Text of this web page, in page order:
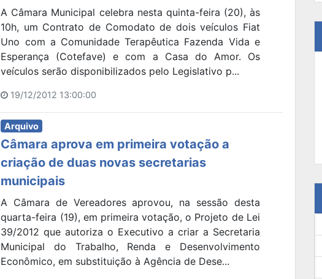
A Câmara Municipal celebra nesta quinta-feira (20), às
10h, um Contrato de Comodato de dois veículos Fiat
Uno com a Comunidade Terapêutica Fazenda Vida e
Esperança (Cotefave) e com a Casa do Amor. Os
veículos serão disponibilizados pelo Legislativo p...
19/12/2012 13:00:00
Arquivo
Câmara aprova em primeira votação a
criação de duas novas secretarias
municipais
A Câmara de Vereadores aprovou, na sessão desta
quarta-feira (19), em primeira votação, o Projeto de Lei
39/2012 que autoriza o Executivo a criar a Secretaria
Municipal do Trabalho, Renda e Desenvolvimento
Econômico, em substituição à Agência de Dese...